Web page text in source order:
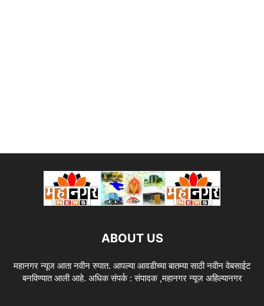
ABOUT US
महानगर न्यूज आता नवीन रुपात. आपल्या आवडीच्या बातम्या साठी नवीन वेबसाईट
बनविण्यात आली आहे. अधिक संपर्क : संपादक ,महानगर न्यूज अहिल्यानगर